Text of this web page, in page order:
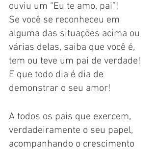
ouviu um “Eu te amo, pai”!
Se você se reconheceu em
alguma das situações acima ou
várias delas, saiba que você é,
tem ou teve um pai de verdade!
E que todo dia é dia de
demonstrar o seu amor!
A todos os pais que exercem,
verdadeiramente o seu papel,
acompanhando o crescimento